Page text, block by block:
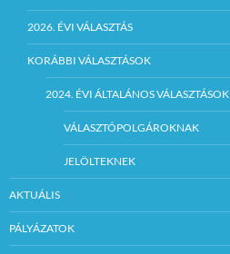
2026. ÉVI VÁLASZTÁS
KORÁBBI VÁLASZTÁSOK
2024. ÉVI ÁLTALÁNOS VÁLASZTÁSOK
VÁLASZTÓPOLGÁROKNAK
JELÖLTEKNEK
AKTUÁLIS
PÁLYÁZATOK